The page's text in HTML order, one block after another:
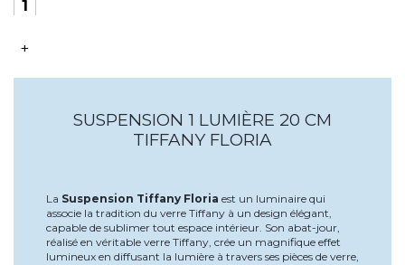
+
SUSPENSION 1 LUMIÈRE 20 CM
TIFFANY FLORIA
La Suspension Tiffany Floria est un luminaire qui
associe la tradition du verre Tiffany à un design élégant,
capable de sublimer tout espace intérieur. Son abat-jour,
réalisé en véritable verre Tiffany, crée un magnifique effet
lumineux en diffusant la lumière à travers ses pièces de verre,